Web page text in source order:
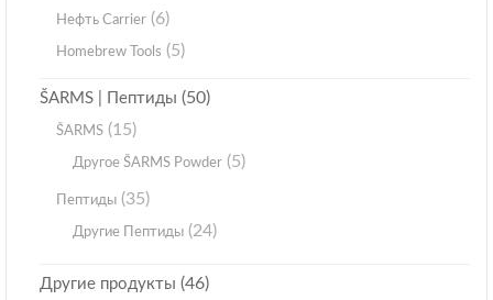
Нефть Carrier (6)
Homebrew Tools (5)
ŠARMS | Пептиды (50)
ŠARMS (15)
Другое ŠARMS Powder (5)
Пептиды (35)
Другие Пептиды (24)
Другие продукты (46)